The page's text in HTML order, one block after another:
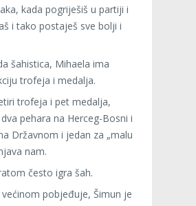
kada pogriješiš u partiji i
i tako postaješ sve bolji i
šahistica, Mihaela ima
trofeja i medalja.
trofeja i pet medalja,
pehara na Herceg-Bosni i
Državnom i jedan za „malu
nam.
često igra šah.
pobjeđuje, Šimun je